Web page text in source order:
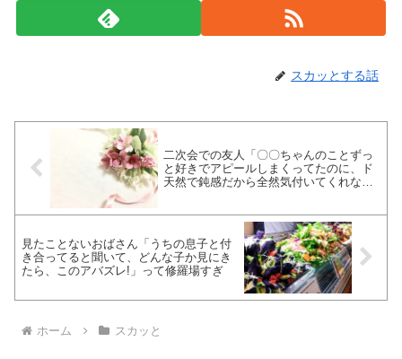
スカッとする話
二次会での友人「〇〇ちゃんのことずっ
と好きでアピールしまくってたのに、ド
天然で鈍感だから全然気付いてくれなか
見たことないおばさん「うちの息子と付
き合ってると聞いて、どんな子か見にき
たら、このアバズレ!」って修羅場すぎ
ホーム スカッと